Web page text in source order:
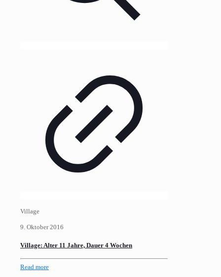
Village
9. Oktober 2016
Village: Alter 11 Jahre, Dauer 4 Wochen
Read more